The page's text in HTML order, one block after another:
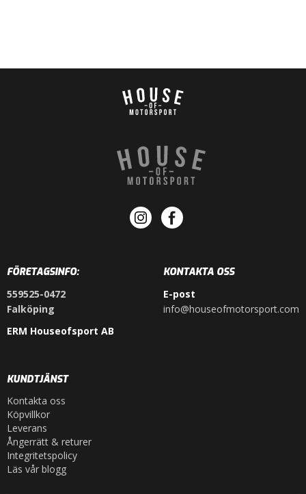
FÖRETAGSINFO:
559525-0472
Falköping
ERM Houseofsport AB
KONTAKTA OSS
E-post
info@houseofmotorsport.com
KUNDTJÄNST
Kontakta oss
Köpvillkor
Leverans
Ångerrätt & returer
Integritetspolicy
Läs vår blogg